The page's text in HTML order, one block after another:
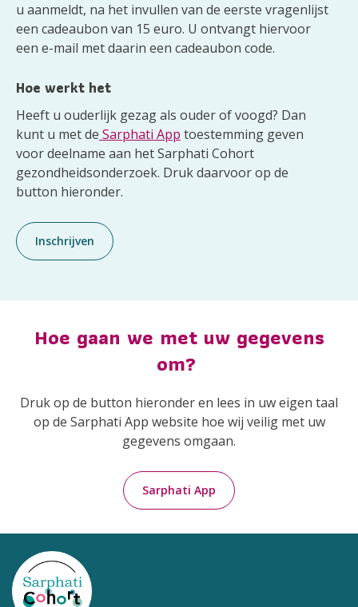
u aanmeldt, na het invullen van de eerste vragenlijst
een cadeaubon van 15 euro. U ontvangt hiervoor
een e-mail met daarin een cadeaubon code.
Hoe werkt het
Heeft u ouderlijk gezag als ouder of voogd? Dan
kunt u met de Sarphati App toestemming geven
voor deelname aan het Sarphati Cohort
gezondheidsonderzoek. Druk daarvoor op de
button hieronder.
Inschrijven
Hoe gaan we met uw gegevens
om?
Druk op de button hieronder en lees in uw eigen taal
op de Sarphati App website hoe wij veilig met uw
gegevens omgaan.
Sarphati App